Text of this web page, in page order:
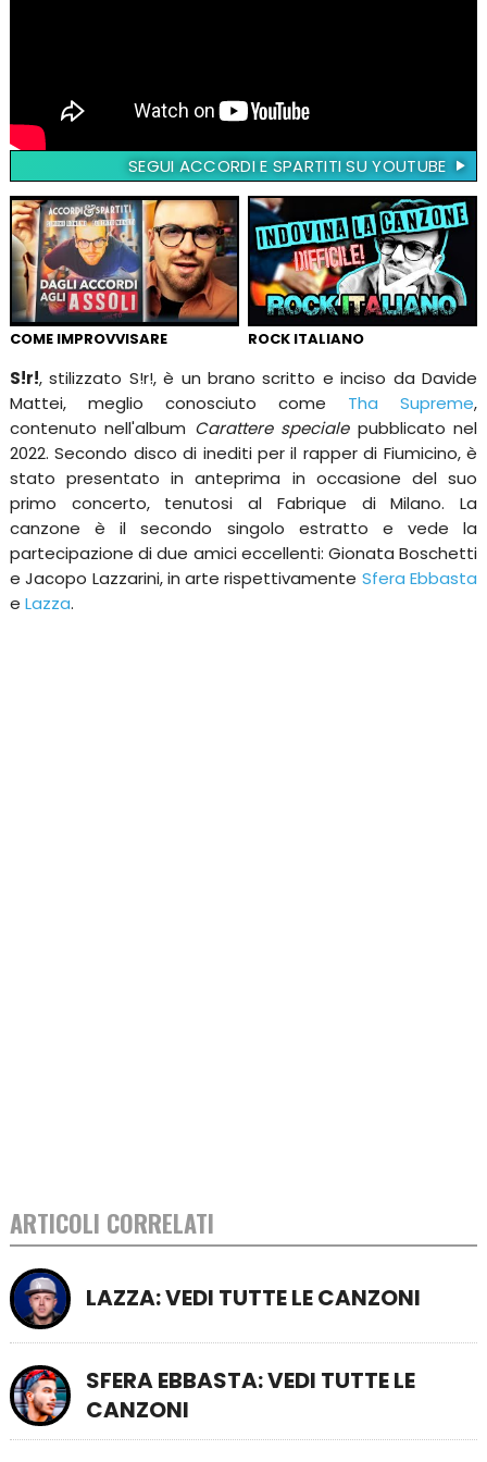
SEGUI ACCORDI E SPARTITI SU YOUTUBE
COME IMPROVVISARE ROCK ITALIANO
S!r!, stilizzato S!r!, è un brano scritto e inciso da Davide
Mattei, meglio conosciuto come Tha Supreme,
contenuto nell'album Carattere specialepubblicato nel
2022. Secondo disco di inediti per il rapper di Fiumicino, è
stato presentato in anteprima in occasione del suo
primo concerto, tenutosi al Fabrique di Milano. La
canzone è il secondo singolo estratto e vede la
partecipazione di due amici eccellenti: Gionata Boschetti
e Jacopo Lazzarini, in arte rispettivamente Sfera Ebbasta
e Lazza.
ARTICOLI CORRELATI
LAZZA: VEDI TUTTE LE CANZONI
SFERA EBBASTA: VEDI TUTTE LE
CANZONI